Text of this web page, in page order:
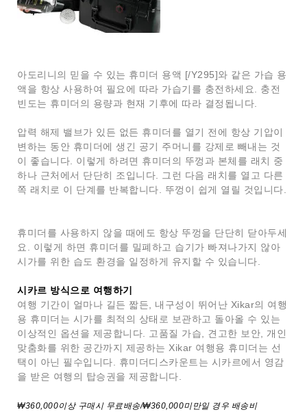
아도리니의 믿을 수 있는 휴미더 용액 [/Y295]와 같은 가습 용
액을 항상 사용하여 필요에 따라 가습기를 충전하세요. 충전
빈도는 휴미더의 용량과 현재 기후에 따라 결정됩니다.
압력 해제 밸브가 있든 없든 휴미더를 열기 전에 항상 기압이
변하는 동안 휴미더에 생긴 공기 주머니를 강제로 빼내는 것
이 좋습니다. 이렇게 하려면 휴미더의 뚜껑과 본체를 래치 중
하나 근처에서 단단히 조입니다. 그런 다음 래치를 열고 다른
쪽 래치로 이 단계를 반복합니다. 뚜껑이 쉽게 열릴 것입니다.
휴미더를 사용하지 않을 때에도 항상 뚜껑을 단단히 닫아두세
요. 이렇게 하면 휴미더를 밀폐하고 습기가 빠져나가지 않아
시가를 위한 습도 환경을 일정하게 유지할 수 있습니다.
시카르 방식으로 여행하기
여행 기간이 얼마나 길든 짧든, 내구성이 뛰어난 Xikar의 여행
용 휴미더는 시가를 최적의 상태로 보관하고 돌아올 수 있는
이상적인 옵션을 제공합니다. 고품질 가습, 견고한 보안, 개인
맞춤화를 위한 공간까지 제공하는 Xikar 여행용 휴미더는 선
택이 아닌 필수입니다. 휴미더디스카운트는 시카르에서 영감
을 받은 여행의 탑승권을 제공합니다.
₩360,000이상 구매시 무료배송/₩360,000미만일 경우 배송비